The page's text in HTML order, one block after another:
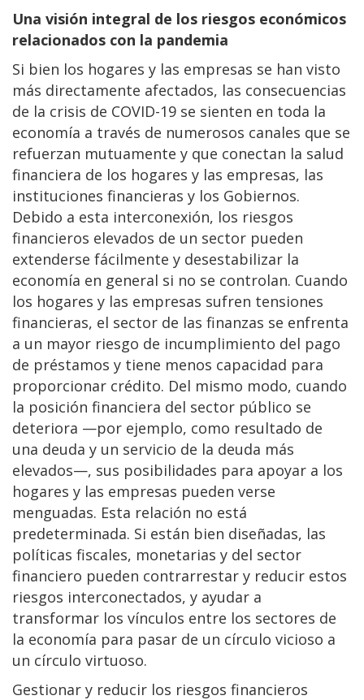
Una visión integral de los riesgos económicos
relacionados con la pandemia
Si bien los hogares y las empresas se han visto
más directamente afectados, las consecuencias
de la crisis de COVID-19 se sienten en toda la
economía a través de numerosos canales que se
refuerzan mutuamente y que conectan la salud
financiera de los hogares y las empresas, las
instituciones financieras y los Gobiernos.
Debido a esta interconexión, los riesgos
financieros elevados de un sector pueden
extenderse fácilmente y desestabilizar la
economía en general si no se controlan. Cuando
los hogares y las empresas sufren tensiones
financieras, el sector de las finanzas se enfrenta
a un mayor riesgo de incumplimiento del pago
de préstamos y tiene menos capacidad para
proporcionar crédito. Del mismo modo, cuando
la posición financiera del sector público se
deteriora —por ejemplo, como resultado de
una deuda y un servicio de la deuda más
elevados—, sus posibilidades para apoyar a los
hogares y las empresas pueden verse
menguadas. Esta relación no está
predeterminada. Si están bien diseñadas, las
políticas fiscales, monetarias y del sector
financiero pueden contrarrestar y reducir estos
riesgos interconectados, y ayudar a
transformar los vínculos entre los sectores de
la economía para pasar de un círculo vicioso a
un círculo virtuoso.
Gestionar y reducir los riesgos financieros